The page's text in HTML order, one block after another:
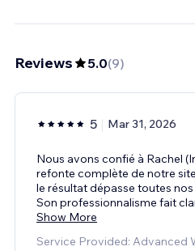
Reviews 5.0(9)
5 Mar 31, 2026
Nous avons confié à Rachel
refonte complète de notre
le résultat dépasse toutes
Son professionnalisme fait
Show More
Service Provided: Advanced